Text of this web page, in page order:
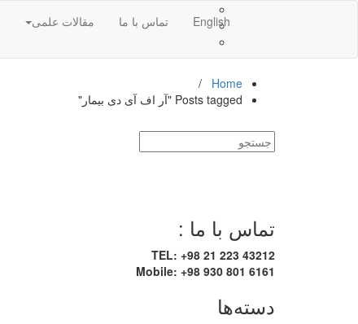
مقالات علمی تماس با ما English
Home
/
Posts tagged "آر اف آی دی بیمار"
تماس با ما :
TEL: +98 21 223 43212
Mobile: +98 930 801 6161
دسته‌ها